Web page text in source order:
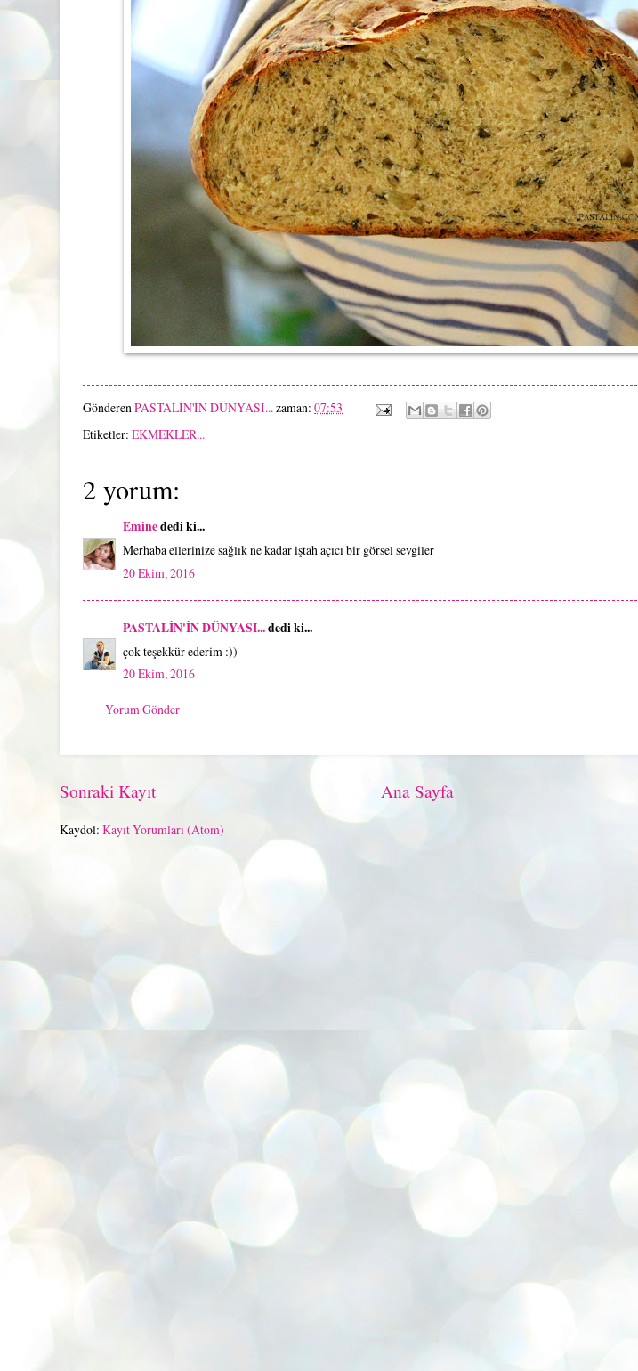
GönderenPASTALİN'İN DÜNYASI...zaman: 07:53
Etiketler: EKMEKLER...
2 yorum:
Eminededi ki...
Merhaba ellerinize sağlık ne kadar iştah açıcı bir görsel sevgiler
20 Ekim, 2016
PASTALİN'İN DÜNYASI...dedi ki...
çok teşekkür ederim :))
20 Ekim, 2016
Yorum Gönder
Sonraki Kayıt Ana Sayfa
Kaydol: Kayıt Yorumları (Atom)